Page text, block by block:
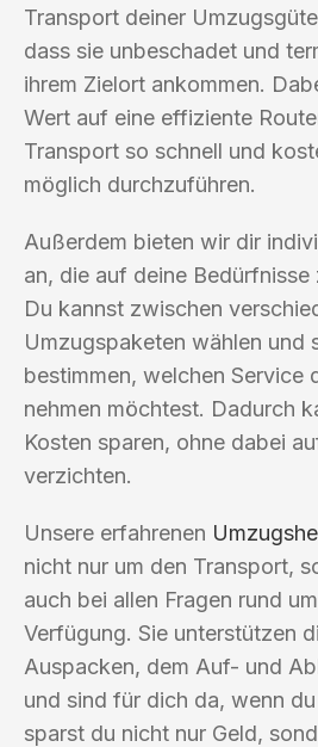
Transport deiner
dass sie unbeschadet und
ihrem Zielort ankommen.
Wert auf eine effiziente
Transport so schnell und
möglich durchzuführen.
Außerdem bieten wir dir
an, die auf deine
Du kannst zwischen
Umzugspaketen wählen und
bestimmen, welchen Service
nehmen möchtest. Dadurch
Kosten sparen, ohne dabei
verzichten.
Unsere erfahrenen
nicht nur um den Transport,
auch bei allen Fragen rund
Verfügung. Sie unterstützen
Auspacken, dem Auf- und
und sind für dich da, wenn
sparst du nicht nur Geld,